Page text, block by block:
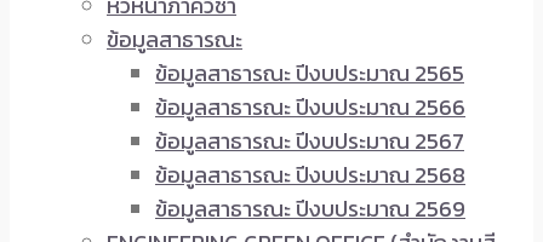
ข้อมูลสาธารณะ
ข้อมูลสาธารณะ ปีงบประมาณ 2565
ข้อมูลสาธารณะ ปีงบประมาณ 2566
ข้อมูลสาธารณะ ปีงบประมาณ 2567
ข้อมูลสาธารณะ ปีงบประมาณ 2568
ข้อมูลสาธารณะ ปีงบประมาณ 2569